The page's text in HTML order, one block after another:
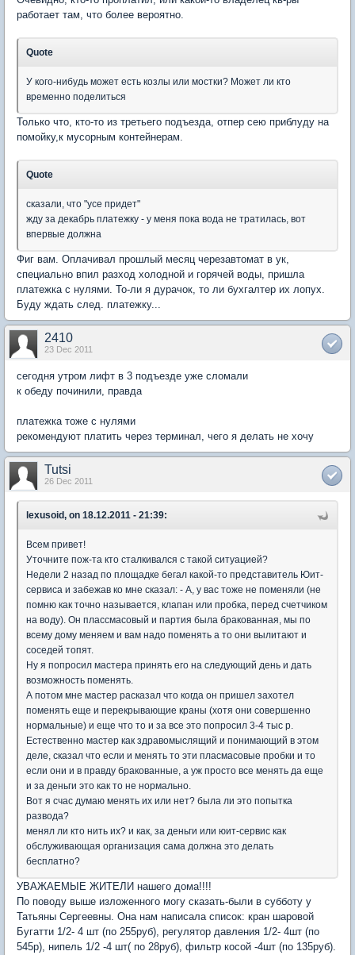
работает там, что более вероятно.
Quote
У кого-нибудь может есть козлы или мостки? Может ли кто
временно поделиться
Только что, кто-то из третьего подъезда, отпер сею приблуду на
помойку,к мусорным контейнерам.
Quote
сказали, что "усе придет"
жду за декабрь платежку - у меня пока вода не тратилась, вот
впервые должна
Фиг вам. Оплачивал прошлый месяц черезавтомат в ук,
специально впил разход холодной и горячей воды, пришла
платежка с нулями. То-ли я дурачок, то ли бухгалтер их лопух.
Буду ждать след. платежку...
2410
23 Dec 2011
сегодня утром лифт в 3 подъезде уже сломали
к обеду починили, правда
платежка тоже с нулями
рекомендуют платить через терминал, чего я делать не хочу
Tutsi
26 Dec 2011
lexusoid, on 18.12.2011 - 21:39:
Всем привет!
Уточните пож-та кто сталкивался с такой ситуацией?
Недели 2 назад по площадке бегал какой-то представитель Юит-
сервиса и забежав ко мне сказал: - А, у вас тоже не поменяли (не
помню как точно называется, клапан или пробка, перед счетчиком
на воду). Он плассмасовый и партия была бракованная, мы по
всему дому меняем и вам надо поменять а то они вылитают и
соседей топят.
Ну я попросил мастера принять его на следующий день и дать
возможность поменять.
А потом мне мастер расказал что когда он пришел захотел
поменять еще и перекрывающие краны (хотя они совершенно
нормальные) и еще что то и за все это попросил 3-4 тыс р.
Естественно мастер как здравомыслящий и понимающий в этом
деле, сказал что если и менять то эти пласмасовые пробки и то
если они и в правду бракованные, а уж просто все менять да еще
и за деньги это как то не нормально.
Вот я счас думаю менять их или нет? была ли это попытка
развода?
менял ли кто нить их? и как, за деньги или юит-сервис как
обслуживающая организация сама должна это делать
бесплатно?
УВАЖАЕМЫЕ ЖИТЕЛИ нашего дома!!!!
По поводу выше изложенного могу сказать-были в субботу у
Татьяны Сергеевны. Она нам написала список: кран шаровой
Бугатти 1/2- 4 шт (по 255руб), регулятор давления 1/2- 4шт (по
545р), нипель 1/2 -4 шт( по 28руб), фильтр косой -4шт (по 135руб).